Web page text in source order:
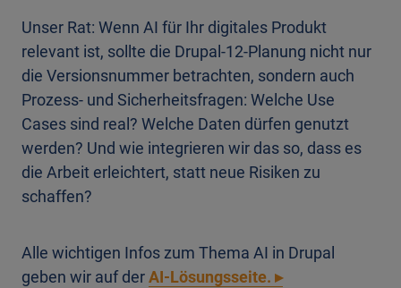
Unser Rat: Wenn AI für Ihr digitales Produkt
relevant ist, sollte die Drupal-12-Planung nicht nur
die Versionsnummer betrachten, sondern auch
Prozess- und Sicherheitsfragen: Welche Use
Cases sind real? Welche Daten dürfen genutzt
werden? Und wie integrieren wir das so, dass es
die Arbeit erleichtert, statt neue Risiken zu
schaffen?
Alle wichtigen Infos zum Thema AI in Drupal
geben wir auf derAI-Lösungsseite. ▸